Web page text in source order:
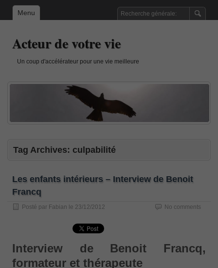
Menu
Acteur de votre vie
Un coup d'accélérateur pour une vie meilleure
Tag Archives: culpabilité
Les enfants intérieurs – Interview de Benoit
Francq
Posté par Fabian le 23/12/2012 No comments
Interview de Benoit Francq,
formateur et thérapeute